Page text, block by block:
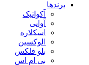
برندها
آکواتیک
آوایی
اسکلاره
الوکسین
بلو فلکس
بی ام اس